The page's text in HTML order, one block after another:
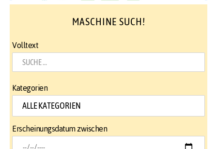
MASCHINE SUCH!
Volltext
Kategorien
Erscheinungsdatum zwischen